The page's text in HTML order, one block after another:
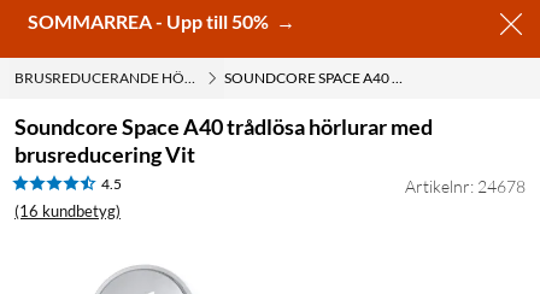
SOMMARREA - Upp till 50% →
BRUSREDUCERANDE HÖRLURAR MED ACTIVE NOISE CANCELLING (ANC)
SOUNDCORE SPACE A40 TRÅDLÖSA HÖRLURAR MED BRUSREDUCERING VIT
Soundcore Space A40 trådlösa hörlurar med
brusreducering Vit
4.5
(16 kundbetyg)
Artikelnr: 24678